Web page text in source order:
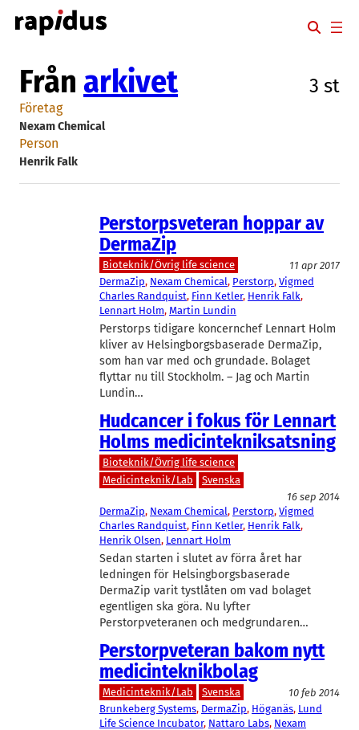
Hoppa
till
Från arkivet 3 st
Företag
Nexam Chemical
Person
Henrik Falk
Perstorpsveteran hoppar av
DermaZip
Bioteknik/Övrig life science
11 apr 2017
DermaZip, Nexam Chemical, Perstorp, Vigmed
Charles Randquist, Finn Ketler, Henrik Falk
Lennart Holm, Martin Lundin
Perstorps tidigare koncernchef Lennart Holm
kliver av Helsingborgsbaserade DermaZip,
som han var med och grundade. Bolaget
flyttar nu till Stockholm. – Jag och Martin
Lundin…
Hudcancer i fokus för Lennart
Holms medicintekniksatsning
Bioteknik/Övrig life science
Medicinteknik/Lab
Svenska
16 sep 2014
DermaZip, Nexam Chemical, Perstorp, Vigmed
Charles Randquist, Finn Ketler, Henrik Falk
Henrik Olsen, Lennart Holm
Sedan starten i slutet av förra året har
ledningen för Helsingborgsbaserade
DermaZip varit tystlåten om vad bolaget
egentligen ska göra. Nu lyfter
Perstorpveteranen och medgrundaren…
Perstorpveteran bakom nytt
medicinteknikbolag
Medicinteknik/Lab Svenska
10 feb 2014
Brunkeberg Systems, DermaZip, Höganäs, Lund
Life Science Incubator, Nattaro Labs, Nexam